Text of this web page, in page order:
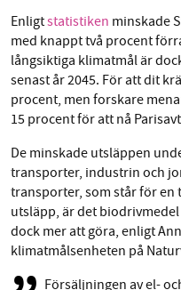
Threads
Enligtstatistiken minskade
med knappt två procent
långsiktiga klimatmål är
senast år 2045. För att dit
procent, men forskare
15 procent för att nå
De minskade utsläppen
transporter, industrin och
transporter, som står för en
utsläpp, är det
dock mer att göra, enligt
klimatmålsenheten på
Försäljningen av el-
SMB kämpar för
starten 2010 har
nyhetsbevakning
utveckla vårt
vill
Stötta vårt arbete
Läs